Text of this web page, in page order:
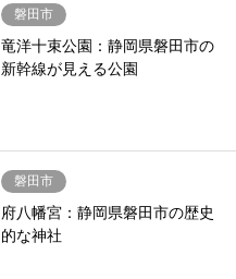
磐田市
竜洋十束公園：静岡県磐田市の
新幹線が見える公園
磐田市
府八幡宮：静岡県磐田市の歴史
的な神社